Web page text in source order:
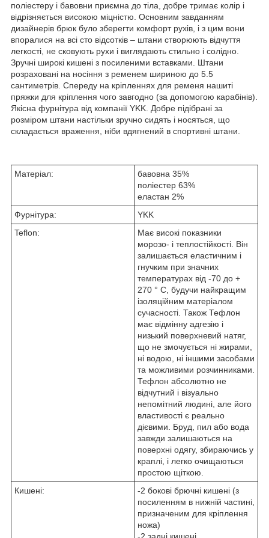
поліестеру і бавовни приємна до тіла, добре тримає колір і
відрізняється високою міцністю. Основним завданням
дизайнерів брюк було зберегти комфорт рухів, і з цим вони
впоралися на всі сто відсотків – штани створюють відчуття
легкості, не сковують рухи і виглядають стильно і солідно.
Зручні широкі кишені з посиленими вставками. Штани
розраховані на носіння з ременем шириною до 5.5
сантиметрів. Спереду на кріпленнях для ременя нашиті
пряжки для кріплення чого завгодно (за допомогою карабінів).
Якісна фурнітура від компанії YKK. Добре підібрані за
розміром штани настільки зручно сидять і носяться, що
складається враження, ніби вдягнений в спортивні штани.
Матеріал:
бавовна 35%
поліестер 63%
еластан 2%
Фурнітура:
YKK
Teflon:
Має високі показники
морозо- і теплостійкості. Він
залишається еластичним і
гнучким при значних
температурах від -70 до +
270 ° C, будучи найкращим
ізоляційним матеріалом
сучасності. Також Тефлон
має відмінну адгезію і
низький поверхневий натяг,
що не змочується ні жирами,
ні водою, ні іншими засобами
та можливими розчинниками.
Тефлон абсолютно не
відчутний і візуально
непомітний людині, але його
властивості є реально
дієвими. Бруд, пил або вода
завжди залишаються на
поверхні одягу, збираючись у
краплі, і легко очищаються
простою щіткою.
Кишені:
-2 бокові брючні кишені (з
посиленням в нижній частині,
призначеним для кріплення
ножа)